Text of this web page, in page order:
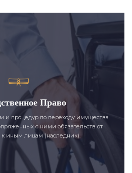
Право
и процедур по переходу имущества
с ними обязательств от
к иным лицам (наследник).